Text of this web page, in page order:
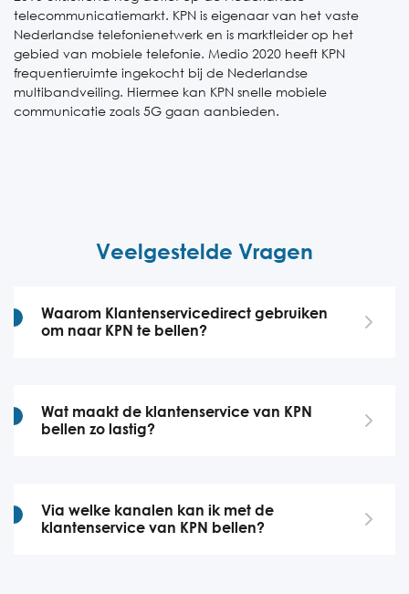
telecommunicatiemarkt. KPN is eigenaar van het vaste
Nederlandse telefonienetwerk en is marktleider op het
gebied van mobiele telefonie. Medio 2020 heeft KPN
frequentieruimte ingekocht bij de Nederlandse
multibandveiling. Hiermee kan KPN snelle mobiele
communicatie zoals 5G gaan aanbieden.
Veelgestelde Vragen
Waarom Klantenservicedirect gebruiken
om naar KPN te bellen?
Wat maakt de klantenservice van KPN
bellen zo lastig?
Via welke kanalen kan ik met de
klantenservice van KPN bellen?